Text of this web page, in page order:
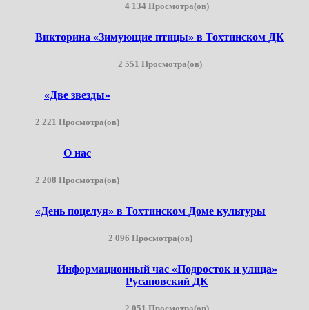
4 134 Просмотра(ов)
Викторина «Зимующие птицы» в Тохтинском ДК
2 551 Просмотра(ов)
«Две звезды»
2 221 Просмотра(ов)
О нас
2 208 Просмотра(ов)
«День поцелуя» в Тохтинском Доме культуры
2 096 Просмотра(ов)
Информационный час «Подросток и улица»
Русановский ДК